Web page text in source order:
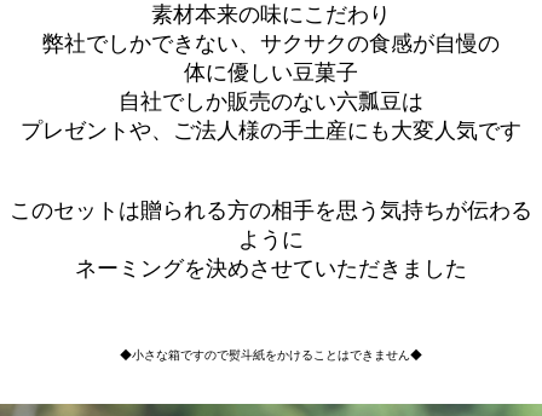
素材本来の味にこだわり
弊社でしかできない、サクサクの食感が自慢の
体に優しい豆菓子
自社でしか販売のない六瓢豆は
プレゼントや、ご法人様の手土産にも大変人気です
このセットは贈られる方の相手を思う気持ちが伝わる
ように
ネーミングを決めさせていただきました
◆小さな箱ですので熨斗紙をかけることはできません◆